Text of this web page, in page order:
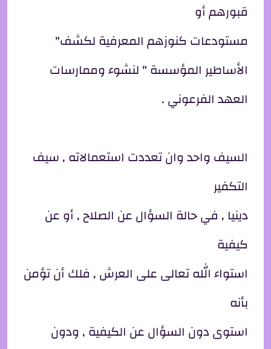
قبورهم أو
مستودعات كنوزهم المعرفية لكشف"
الأساطير المؤسسة " لنشوء وممارسات
العهد الفرعوني .
السيف واحد وان تعددت استعمالاته , سيف
التكفير
دينيا , في حالة السؤال عن الصلاح , أو عن
كيفية
استواء الله تعالى على العرش , فلك أن تؤمن
بأنه
استوى دون السؤال عن الكيفية , ودون